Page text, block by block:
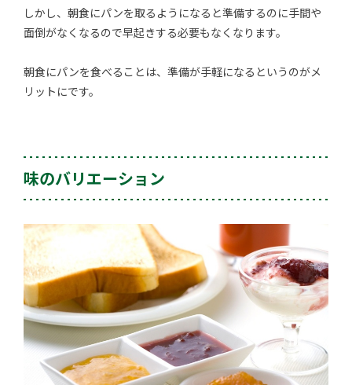
しかし、朝食にパンを取るようになると準備するのに手間や
面倒がなくなるので早起きする必要もなくなります。
朝食にパンを食べることは、準備が手軽になるというのがメ
リットにです。
味のバリエーション